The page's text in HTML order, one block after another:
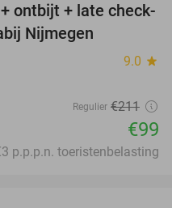
53%
ontbijt + late check-
Nijmegen
9.0 star
Regulier €211
€99
p.p.p.n. toeristenbelasting